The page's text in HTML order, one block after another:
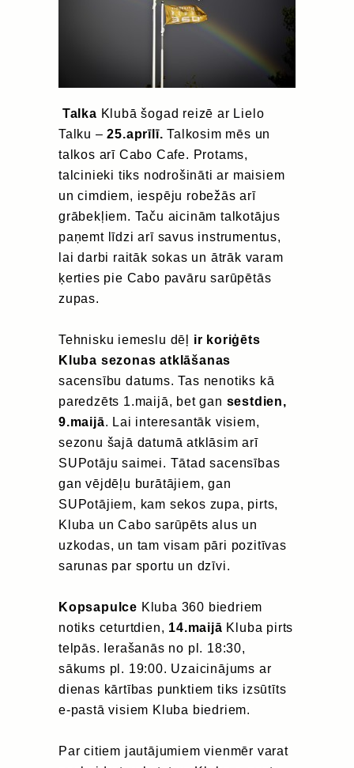
Talka Klubā šogad reizē ar Lielo
Talku –25.aprīlī. Talkosim mēs un
talkos arī Cabo Cafe. Protams,
talcinieki tiks nodrošināti ar maisiem
un cimdiem, iespēju robežās arī
grābekļiem. Taču aicinām talkotājus
paņemt līdzi arī savus instrumentus,
lai darbi raitāk sokas un ātrāk varam
ķerties pie Cabo pavāru sarūpētās
zupas.
Tehnisku iemeslu dēļ ir koriģēts
Kluba sezonas atklāšanas
sacensību datums. Tas nenotiks kā
paredzēts 1.maijā, bet gan sestdien,
9.maijā. Lai interesantāk visiem,
sezonu šajā datumā atklāsim arī
SUPotāju saimei. Tātad sacensības
gan vējdēļu burātājiem, gan
SUPotājiem, kam sekos zupa, pirts,
Kluba un Cabo sarūpēts alus un
uzkodas, un tam visam pāri pozitīvas
sarunas par sportu un dzīvi.
Kopsapulce Kluba 360 biedriem
notiks ceturtdien, 14.maijā Kluba pirts
telpās. Ierašanās no pl. 18:30,
sākums pl. 19:00. Uzaicinājums ar
dienas kārtības punktiem tiks izsūtīts
e-pastā visiem Kluba biedriem.
Par citiem jautājumiem vienmēr varat